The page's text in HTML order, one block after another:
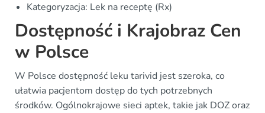
Kategoryzacja: Lek na receptę (Rx)
Dostępność i Krajobraz Cen
w Polsce
W Polsce dostępność leku tarivid jest szeroka, co
ułatwia pacjentom dostęp do tych potrzebnych
środków. Ogólnokrajowe sieci aptek, takie jak DOZ oraz